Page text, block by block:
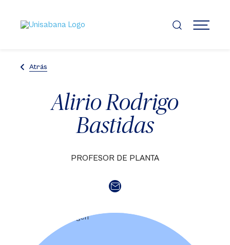
contenido
principal
MENÚ
Atrás
Alirio Rodrigo
Bastidas
PROFESOR DE PLANTA